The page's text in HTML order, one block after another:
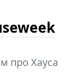
про Хауса